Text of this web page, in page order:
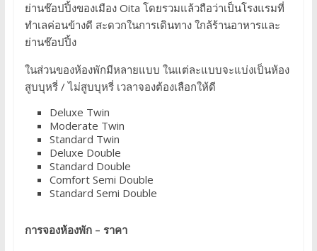
ย่านช๊อปปิ้งของเมือง Oita โดยรวมแล้วถือว่าเป็นโรงแรมที่
ทำเลค่อนข้างดี สะดวกในการเดินทาง ใกล้ร้านอาหารและ
ย่านช๊อปปิ้ง
ในส่วนของห้องพักมีหลายแบบ ในแต่ละแบบจะแบ่งเป็นห้อง
สูบบุหรี่ / ไม่สูบบุหรี่ เวลาจองต้องเลือกให้ดี
Deluxe Twin
Moderate Twin
Standard Twin
Deluxe Double
Standard Double
Comfort Semi Double
Standard Semi Double
การจองห้องพัก – ราคา